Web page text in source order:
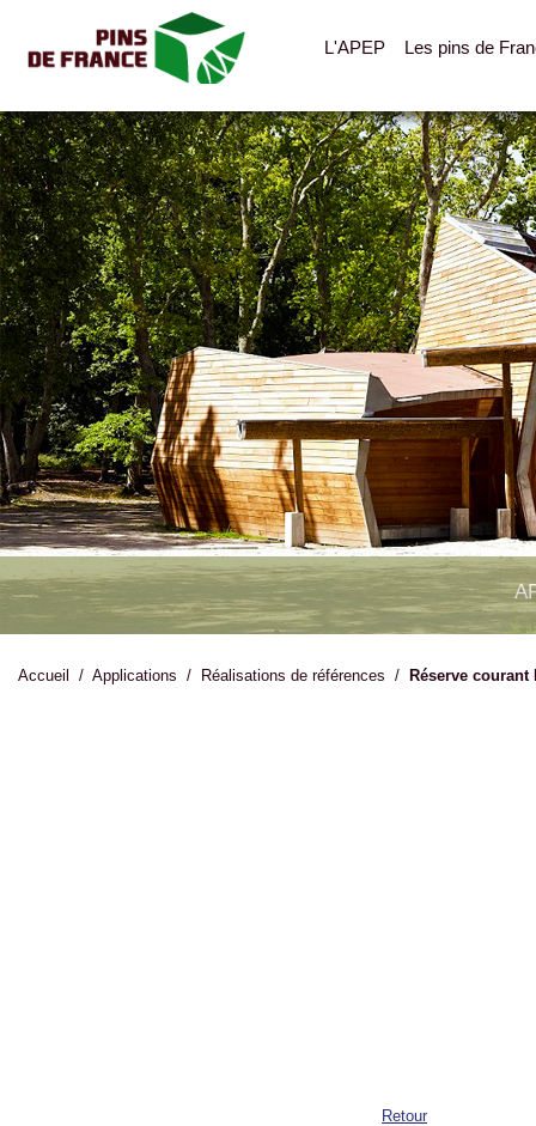
L'APEP Les pins de
Accueil / Applications / Réalisations de références / Réserve courant
Retour